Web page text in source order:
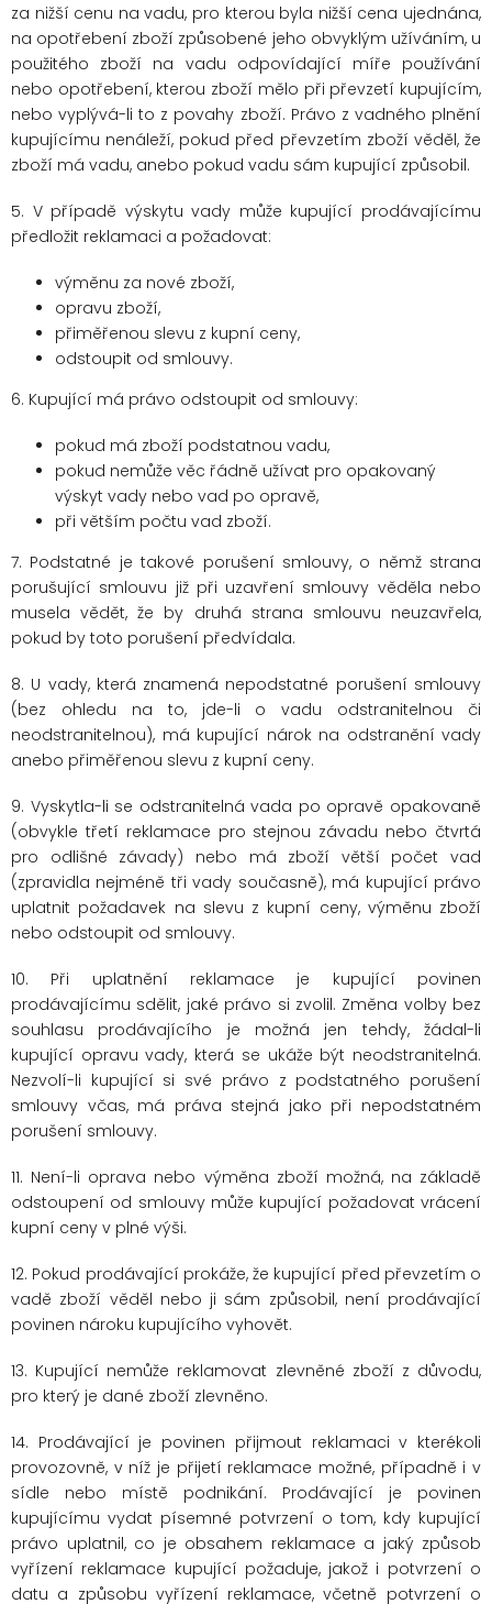
za nižší cenu na vadu, pro kterou byla nižší cena ujednána,
na opotřebení zboží způsobené jeho obvyklým užíváním, u
použitého zboží na vadu odpovídající míře používání
nebo opotřebení, kterou zboží mělo při převzetí kupujícím,
nebo vyplývá-li to z povahy zboží. Právo z vadného plnění
kupujícímu nenáleží, pokud před převzetím zboží věděl, že
zboží má vadu, anebo pokud vadu sám kupující způsobil.
5. V případě výskytu vady může kupující prodávajícímu
předložit reklamaci a požadovat:
výměnu za nové zboží,
opravu zboží,
přiměřenou slevu z kupní ceny,
odstoupit od smlouvy.
6. Kupující má právo odstoupit od smlouvy:
pokud má zboží podstatnou vadu,
pokud nemůže věc řádně užívat pro opakovaný
výskyt vady nebo vad po opravě,
při větším počtu vad zboží.
7. Podstatné je takové porušení smlouvy, o němž strana
porušující smlouvu již při uzavření smlouvy věděla nebo
musela vědět, že by druhá strana smlouvu neuzavřela,
pokud by toto porušení předvídala.
8. U vady, která znamená nepodstatné porušení smlouvy
(bez ohledu na to, jde-li o vadu odstranitelnou či
neodstranitelnou), má kupující nárok na odstranění vady
anebo přiměřenou slevu z kupní ceny.
9. Vyskytla-li se odstranitelná vada po opravě opakovaně
(obvykle třetí reklamace pro stejnou závadu nebo čtvrtá
pro odlišné závady) nebo má zboží větší počet vad
(zpravidla nejméně tři vady současně), má kupující právo
uplatnit požadavek na slevu z kupní ceny, výměnu zboží
nebo odstoupit od smlouvy.
10. Při uplatnění reklamace je kupující povinen
prodávajícímu sdělit, jaké právo si zvolil. Změna volby bez
souhlasu prodávajícího je možná jen tehdy, žádal-li
kupující opravu vady, která se ukáže být neodstranitelná.
Nezvolí-li kupující si své právo z podstatného porušení
smlouvy včas, má práva stejná jako při nepodstatném
porušení smlouvy.
11. Není-li oprava nebo výměna zboží možná, na základě
odstoupení od smlouvy může kupující požadovat vrácení
kupní ceny v plné výši.
12. Pokud prodávající prokáže, že kupující před převzetím o
vadě zboží věděl nebo ji sám způsobil, není prodávající
povinen nároku kupujícího vyhovět.
13. Kupující nemůže reklamovat zlevněné zboží z důvodu,
pro který je dané zboží zlevněno.
14. Prodávající je povinen přijmout reklamaci v kterékoli
provozovně, v níž je přijetí reklamace možné, případně i v
sídle nebo místě podnikání. Prodávající je povinen
kupujícímu vydat písemné potvrzení o tom, kdy kupující
právo uplatnil, co je obsahem reklamace a jaký způsob
vyřízení reklamace kupující požaduje, jakož i potvrzení o
datu a způsobu vyřízení reklamace, včetně potvrzení o